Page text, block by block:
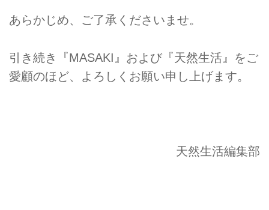
あらかじめ、ご了承くださいませ。
引き続き『MASAKI』および『天然生活』をご
愛顧のほど、よろしくお願い申し上げます。
天然生活編集部